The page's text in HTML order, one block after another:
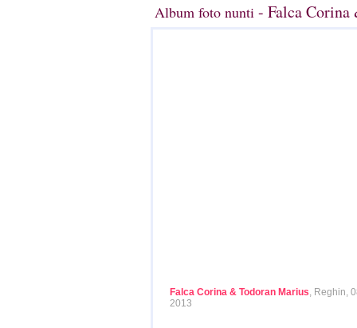
Album foto nunti - Falca Corina
Falca Corina & Todoran Marius, Reghin,
2013